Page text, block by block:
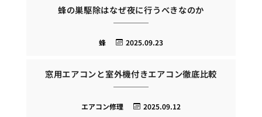
蜂の巣駆除はなぜ夜に行うべきなのか
2025.09.23
蜂
窓用エアコンと室外機付きエアコン徹底比較
2025.09.12
エアコン修理